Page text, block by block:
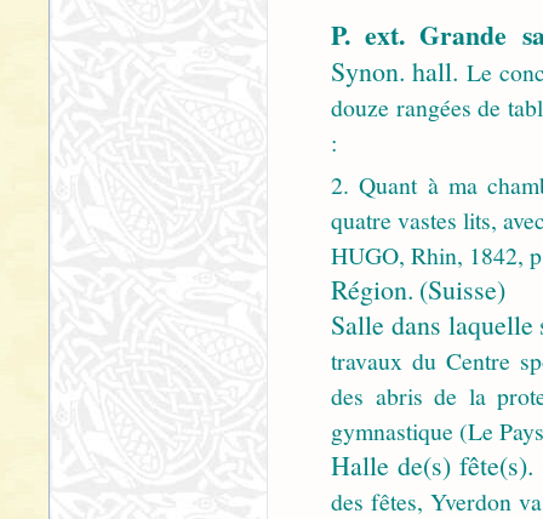
P. ext. Grande
Synon. hall. Le
douze rangées de
:
2. Quant à ma
quatre vastes lits,
HUGO, Rhin, 1842,
Région. (Suisse)
Salle dans
travaux du Centre
des abris de la
gymnastique (Le
Halle de(s) fête(s).
des fêtes, Yverdon